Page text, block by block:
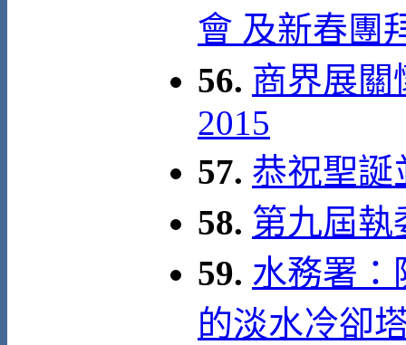
會 及新春團
56. 商界展關
2015
57. 恭祝聖誕
58. 第九屆執
59. 水務署：
的淡水冷卻